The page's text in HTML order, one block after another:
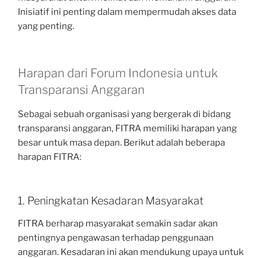
Inisiatif ini penting dalam mempermudah akses data
yang penting.
Harapan dari Forum Indonesia untuk
Transparansi Anggaran
Sebagai sebuah organisasi yang bergerak di bidang
transparansi anggaran, FITRA memiliki harapan yang
besar untuk masa depan. Berikut adalah beberapa
harapan FITRA:
1. Peningkatan Kesadaran Masyarakat
FITRA berharap masyarakat semakin sadar akan
pentingnya pengawasan terhadap penggunaan
anggaran. Kesadaran ini akan mendukung upaya untuk